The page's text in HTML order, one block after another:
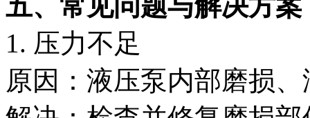
五、常见问题与解决方案
1. 压力不足
原因：液压泵内部磨损